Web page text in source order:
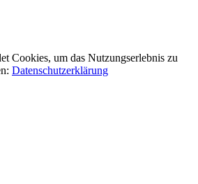
Cookies, um das Nutzungserlebnis zu
Datenschutzerklärung